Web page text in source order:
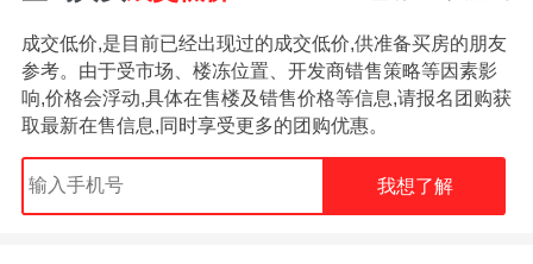
成交低价,是目前已经出现过的成交低价,供准备买房的朋友
参考。由于受市场、楼冻位置、开发商错售策略等因素影
响,价格会浮动,具体在售楼及错售价格等信息,请报名团购获
取最新在售信息,同时享受更多的团购优惠。
我想了解